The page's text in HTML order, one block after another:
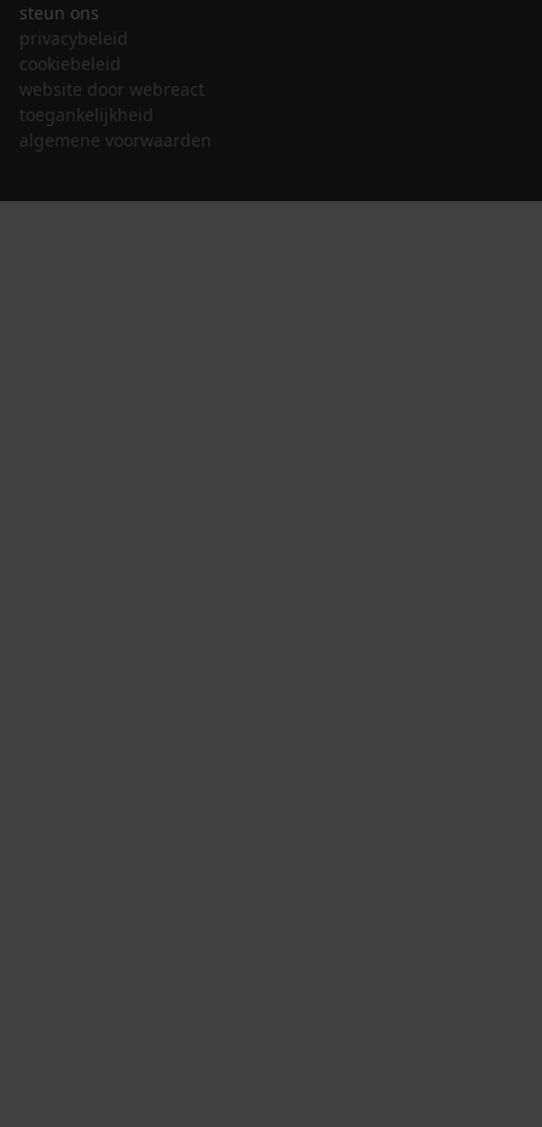
steun ons
privacybeleid
cookiebeleid
website door webreact
toegankelijkheid
algemene voorwaarden